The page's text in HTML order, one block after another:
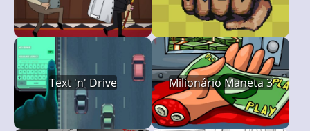
Text 'n' Drive Milionário Maneta 3